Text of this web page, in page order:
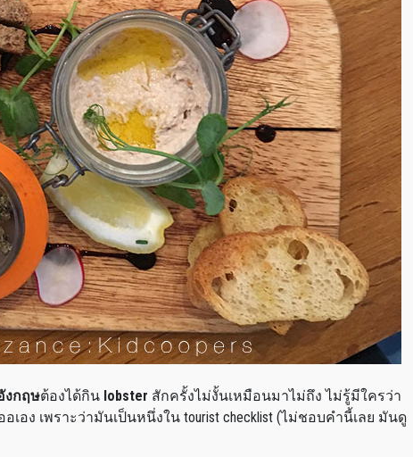
งกฤษต้องได้กิน lobster สักครั้งไม่งั้นเหมือนมาไม่ถึง ไม่รู้มีใครว่า
เอง เพราะว่ามันเป็นหนึ่งใน tourist checklist (ไม่ชอบคำนี้เลย มันดู